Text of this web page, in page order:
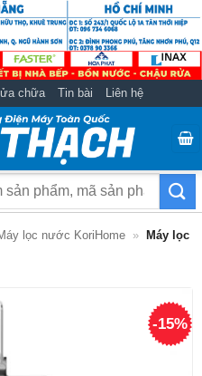
chữa Tin bài Liên hệ
lọc nước KoriHome »
Máy lọc
-15%